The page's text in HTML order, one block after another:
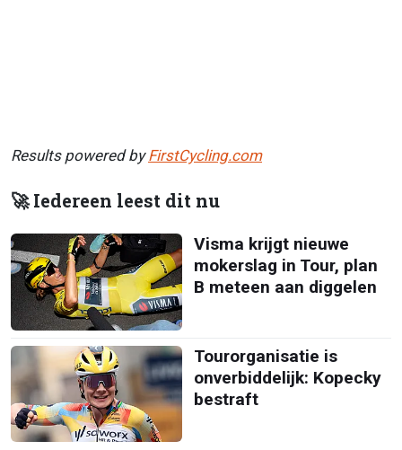
Results powered byFirstCycling.com
🚀 Iedereen leest dit nu
Visma krijgt nieuwe
mokerslag in Tour, plan
B meteen aan diggelen
Tourorganisatie is
onverbiddelijk: Kopecky
bestraft